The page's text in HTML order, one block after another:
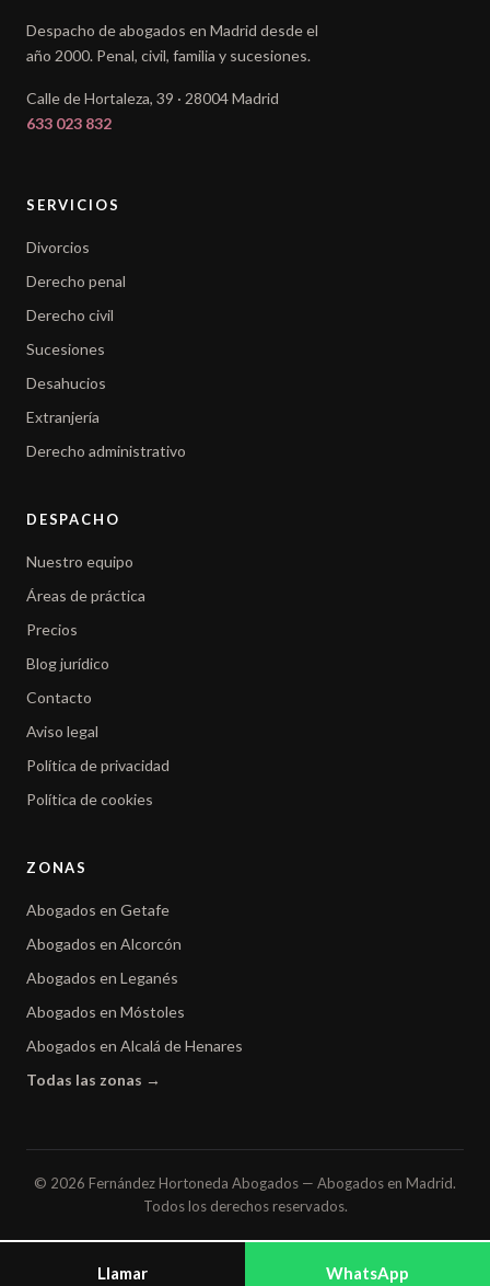
Despacho de abogados en Madrid desde el
año 2000. Penal, civil, familia y sucesiones.
Calle de Hortaleza, 39 · 28004 Madrid
633 023 832
SERVICIOS
Divorcios
Derecho penal
Derecho civil
Sucesiones
Desahucios
Extranjería
Derecho administrativo
DESPACHO
Nuestro equipo
Áreas de práctica
Precios
Blog jurídico
Contacto
Aviso legal
Política de privacidad
Política de cookies
ZONAS
Abogados en Getafe
Abogados en Alcorcón
Abogados en Leganés
Abogados en Móstoles
Abogados en Alcalá de Henares
Todas las zonas →
© 2026 Fernández Hortoneda Abogados — Abogados en Madrid.
Todos los derechos reservados.
Llamar WhatsApp